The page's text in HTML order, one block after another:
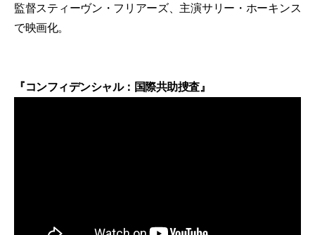
監督スティーヴン・フリアーズ、主演サリー・ホーキンス
で映画化。
『コンフィデンシャル：国際共助捜査』